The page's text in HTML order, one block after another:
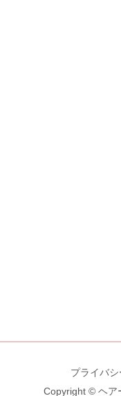
プライバ
Copyright © ヘア